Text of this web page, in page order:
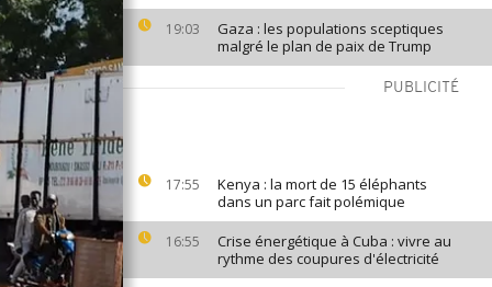
19:03
Gaza : les populations sceptiques
malgré le plan de paix de Trump
PUBLICITÉ
17:55
Kenya : la mort de 15 éléphants
dans un parc fait polémique
16:55
Crise énergétique à Cuba : vivre au
rythme des coupures d'électricité